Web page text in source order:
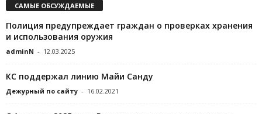
САМЫЕ ОБСУЖДАЕМЫЕ
Полиция предупреждает граждан о проверках хранения
и использования оружия
adminN - 12.03.2025
КС поддержал линию Майи Санду
Дежурный по сайту - 16.02.2021